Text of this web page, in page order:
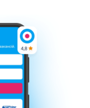
Кар’єра
Умови використання